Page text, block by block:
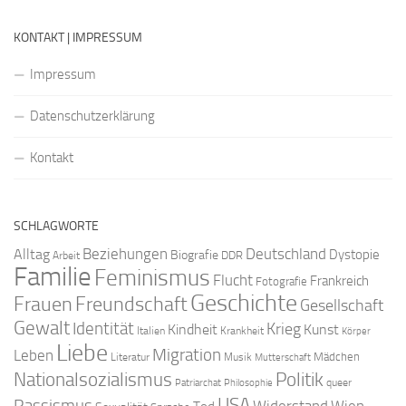
KONTAKT | IMPRESSUM
Impressum
Datenschutzerklärung
Kontakt
SCHLAGWORTE
Alltag Arbeit Beziehungen Biografie DDR Deutschland Dystopie
FamilieFeminismus Flucht Fotografie Frankreich
Frauen FreundschaftGeschichte Gesellschaft
GewaltIdentität Italien Kindheit Krankheit Krieg Kunst Körper
Leben Liebe Literatur Migration Musik Mutterschaft Mädchen
Nationalsozialismus Patriarchat Philosophie Politik queer